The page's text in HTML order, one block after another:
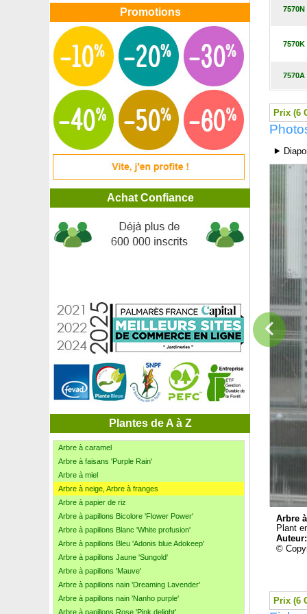
Promotions
Achat Confiance
Plantes de A à Z
Albizia pleureur 'Chocolate Fountain'
Aliboufier pourpre 'Purple Dress'
Aliboufier, Styrax
Alisier blanc
Alisier de Suède
Alisier torminal
Alocasia noir, Alocasia amazonica
Aloe vera
Amandier à fruits
Amandier de Chine, Amandier à fleurs
Amandier nain autofertile
Amélanchier canadensis
Ancolie 'Blue Star'
Ancolie 'Crismon Star'
Ancolie 'Nora Barlow'
Andromède campanulée
Anémone du Japon rose foncé
Aneth
Angélique en arbre du Japon
Anisodontea
Anthurium à fleurs blanches
Anthurium à fleurs roses
Anthurium à fleurs rouges
Arbousier specimen
Arbre à café du Kentucky, Chicot du Canada
Arbre à caramel
Arbre à faisans 'Purple Rain'
Arbre à miel
Arbre à neige, Arbre à franges
Arbre à papier de riz
Arbre à papillons Bicolore 'Flower Power'
Arbre à papillons Blanc 'White profusion'
Arbre à papillons Bleu 'Adonis blue Adokeep'
Arbre à papillons Jaune 'Sungold'
Arbre à papillons 'Mauve'
Arbre à papillons nain 'Dreaming Lavender'
Arbre à papillons nain 'Nanho purple'
Arbre à papillons Rose 'Pink delight'
7570N
7570K
7570A
Prix (6
⯈
Arbre
Plant
Auteur:
©
Prix (6